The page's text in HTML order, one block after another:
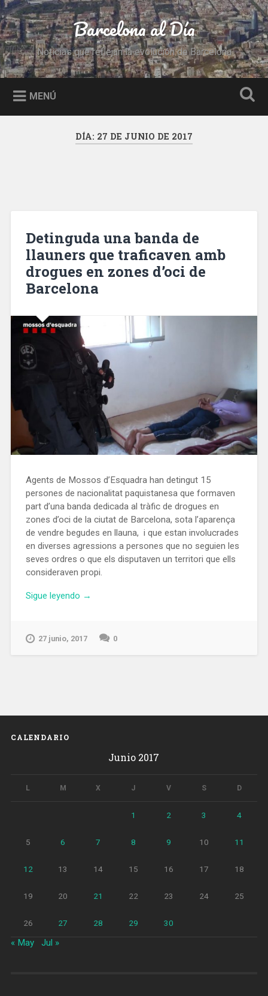
Saltar
al
contenido
Buscar Barcelona al Día
Noticias que reflejan la evolución de Barcelona
MENÚ
DÍA: 27 DE JUNIO DE 2017
Detinguda una banda de
llauners que traficaven amb
drogues en zones d’oci de
Barcelona
Agents de Mossos d’Esquadra han detingut 15
persones de nacionalitat paquistanesa que formaven
part d’una banda dedicada al tràfic de drogues en
zones d’oci de la ciutat de Barcelona, sota l’aparença
de vendre begudes en llauna, i que estan involucrades
en diverses agressions a persones que no seguien les
seves ordres o que els disputaven un territori que ells
consideraven propi.
Sigue leyendo «Detinguda
de
en
→
27 junio, 2017 0
CALENDARIO
Junio 2017
L M X J V S D
1 2 3 4
5 6 7 8 9 10 11
12 13 14 15 16 17 18
19 20 21 22 23 24 25
26 27 28 29 30
« May Jul »